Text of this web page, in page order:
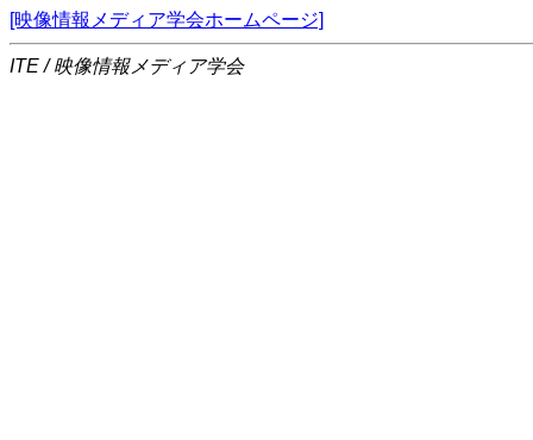
[映像情報メディア学会ホームページ]
ITE / 映像情報メディア学会